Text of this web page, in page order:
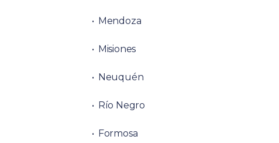
Mendoza
Misiones
Neuquén
Río Negro
Formosa